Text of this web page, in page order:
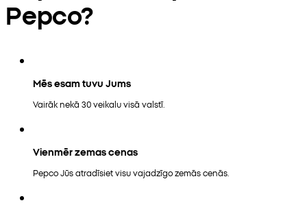
Pepco?
Mēs esam tuvu Jums
Vairāk nekā 30 veikalu visā valstī.
Vienmēr zemas cenas
Pepco Jūs atradīsiet visu vajadzīgo zemās cenās.